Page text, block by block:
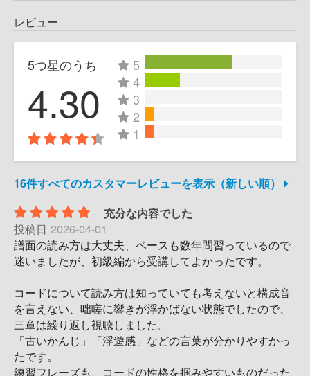
レビュー
5つ星のうち
4.30
5
4
3
2
1
16件すべてのカスタマーレビューを表示（新しい順）
充分な内容でした
投稿日 2026-04-01
譜面の読み方は大丈夫、ベースも数年間習っているので
迷いましたが、初級編から受講してよかったです。
コードについて読み方は知っていても考えないと構成音
を言えない、咄嗟に響きが浮かばない状態でしたので、
三章は繰り返し視聴しました。
「古いかんじ」「浮遊感」などの言葉が分かりやすかっ
たです。
練習フレーズも、コードの性格を掴みやすいものだった